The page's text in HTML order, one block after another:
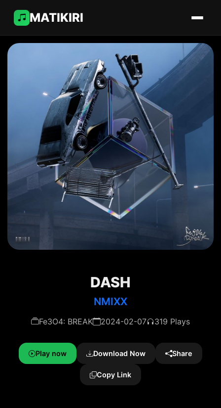
MATIKIRI
DASH
NMIXX
Fe3O4: BREAK 2024-02-07 319 Plays
Play now Download Now Share
Copy Link